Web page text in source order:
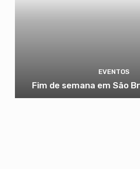
EVENTOS
Fim de semana em São